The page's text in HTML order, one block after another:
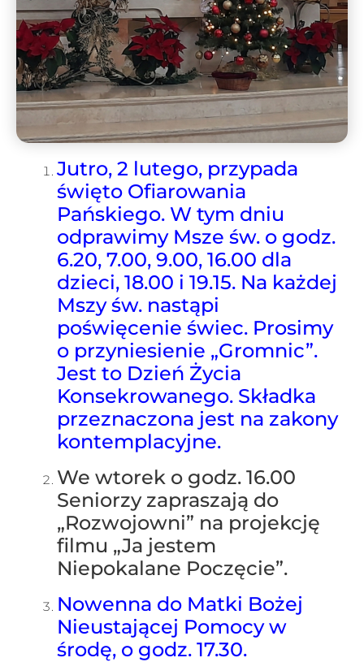
Jutro, 2 lutego, przypada
święto Ofiarowania
Pańskiego. W tym dniu
odprawimy Msze św. o godz.
6.20, 7.00, 9.00, 16.00 dla
dzieci, 18.00 i 19.15. Na każdej
Mszy św. nastąpi
poświęcenie świec. Prosimy
o przyniesienie „Gromnic”.
Jest to Dzień Życia
Konsekrowanego. Składka
przeznaczona jest na zakony
kontemplacyjne.
We wtorek o godz. 16.00
Seniorzy zapraszają do
„Rozwojowni” na projekcję
filmu „Ja jestem
Niepokalane Poczęcie”.
Nowenna do Matki Bożej
Nieustającej Pomocy w
środę, o godz. 17.30.